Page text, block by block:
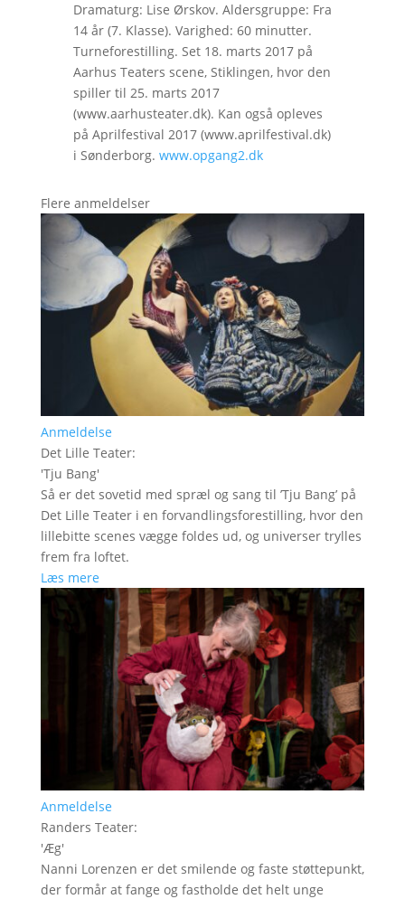
Dramaturg: Lise Ørskov. Aldersgruppe: Fra
14 år (7. Klasse). Varighed: 60 minutter.
Turneforestilling. Set 18. marts 2017 på
Aarhus Teaters scene, Stiklingen, hvor den
spiller til 25. marts 2017
(www.aarhusteater.dk). Kan også opleves
på Aprilfestival 2017 (www.aprilfestival.dk)
i Sønderborg. www.opgang2.dk
Flere anmeldelser
Anmeldelse
Det Lille Teater:
'Tju Bang'
Så er det sovetid med spræl og sang til ’Tju Bang’ på
Det Lille Teater i en forvandlingsforestilling, hvor den
lillebitte scenes vægge foldes ud, og universer trylles
frem fra loftet.
Læs mere
Anmeldelse
Randers Teater:
'Æg'
Nanni Lorenzen er det smilende og faste støttepunkt,
der formår at fange og fastholde det helt unge